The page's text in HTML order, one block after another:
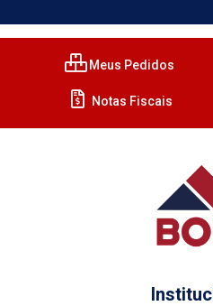
Meus Pedidos
Notas Fiscais